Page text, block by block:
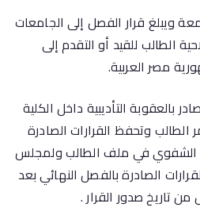
ويبلغ قرار الفصل إلى الجامعات
الطالب للقيد أو التقدم إلى
مصر العربية.
بالعقوبة التأديبية داخل الكلية
الطالب وتحفظ القرارات الصادرة
الشفوي في ملف الطالب ولمجلس
الصادرة بالفصل النهائي بعد
تاريخ صدور القرار .